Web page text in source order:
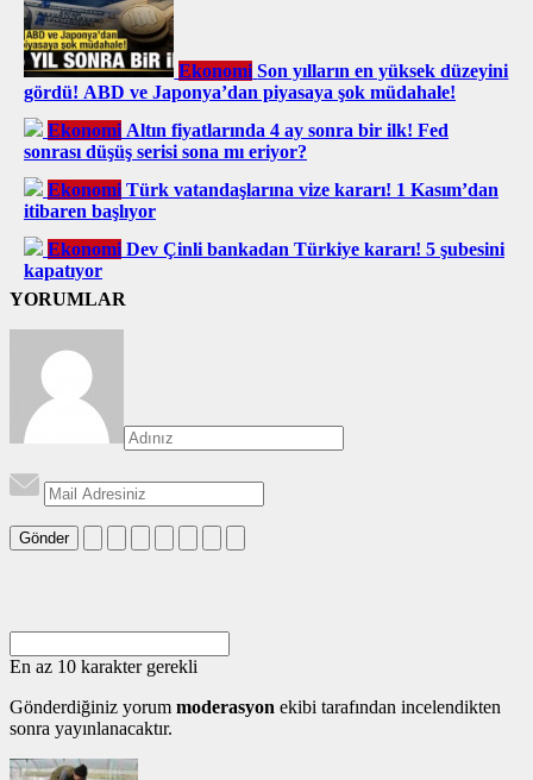
Ekonomi Son yılların en yüksek düzeyini
gördü! ABD ve Japonya’dan piyasaya şok müdahale!
Ekonomi Altın fiyatlarında 4 ay sonra bir ilk! Fed
sonrası düşüş serisi sona mı eriyor?
Ekonomi Türk vatandaşlarına vize kararı! 1 Kasım’dan
itibaren başlıyor
Ekonomi Dev Çinli bankadan Türkiye kararı! 5 şubesini
kapatıyor
YORUMLAR
Gönder
En az 10 karakter gerekli
Gönderdiğiniz yorum moderasyon ekibi tarafından incelendikten
sonra yayınlanacaktır.